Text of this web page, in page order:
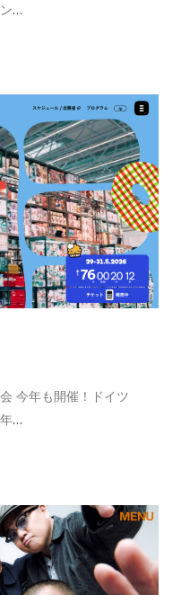
…
今年も開催！ドイツ
…